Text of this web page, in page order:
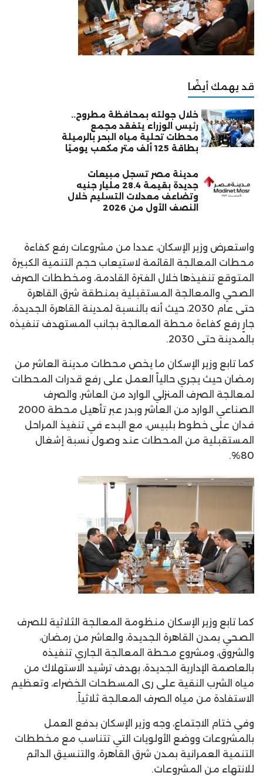
قد يهمك أيضًا
خلال جولته بمحافظة مطروح..
رئيس الوزراء يتفقد مجمع
محطات تحلية مياه البحر بالرميلة
بطاقة 125 ألف متر مكعب يوميًا
مدينة مصر تسجل مبيعات
جديدة بقيمة 28.4 مليار جنيه
وتضاعف معدلات التسليم خلال
النصف الأول من 2026
واستعرض وزير الإسكان، عددا من مشروعات رفع كفاءة
محطات المعالجة القائمة لاستيعاب حجم التنمية الكبيرة
المتوقع تنفيذها خلال الفترة القادمة، ومخططات الصرف
الصحي والمعالجة المستقبلية بمنطقة شرق القاهرة
حتى عام 2030، حيث أنه بالنسبة لمدينة القاهرة الجديدة،
جارٍ رفع كفاءة محطة المعالجة بجانب المستهدف تنفيذه
بالمدينة حتى 2030.
كما تابع وزير الإسكان ما يخص محطات مدينة العاشر من
رمضان حيث يجري حالياً العمل على رفع قدرات المحطات
لمعالجة الصرف المنزلي الوارد من العاشر، والصرف
الصناعي الوارد من العاشر وبدر عبر تأهيل محطة 2000
فدان على خطوط بلبيس، مع البدء في تنفيذ المراحل
المستقبلية من المحطات عند وصول نسبة إشغال
80%.
كما تابع وزير الإسكان منظومة المعالجة الثلاثية للصرف
الصحي بمدن القاهرة الجديدة، والعاشر من رمضان،
والشروق، ومشروع محطة المعالجة الجاري تنفيذه
بالعاصمة الإدارية الجديدة، بهدف ترشيد الاستهلاك من
مياه الشرب النقية على رى المسطحات الخضراء، وتعظيم
الاستفادة من مياه الصرف المعالجة ثلاثياً.
وفي ختام الاجتماع، وجه وزير الإسكان بدفع العمل
بالمشروعات ووضع الأولويات التي تتناسب مع مخططات
التنمية العمرانية بمدن شرق القاهرة، والتنسيق الدائم
للانتهاء من المشروعات.